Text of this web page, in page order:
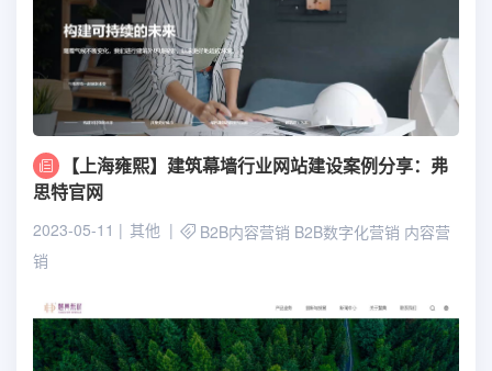
【上海雍熙】建筑幕墙行业网站建设案例分享：弗
思特官网
2023-05-11 其他 B2B内容营销 B2B数字化营销 内容营
销